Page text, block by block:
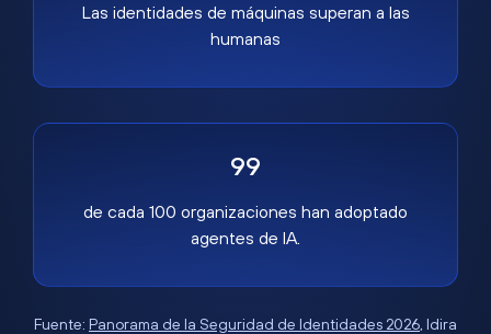
Las identidades de máquinas superan a las
humanas
99
de cada 100 organizaciones han adoptado
agentes de IA.
Fuente: Panorama de la Seguridad de Identidades 2026, Idira